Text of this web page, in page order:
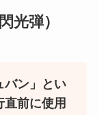
光弾）
バン」とい
直前に使用